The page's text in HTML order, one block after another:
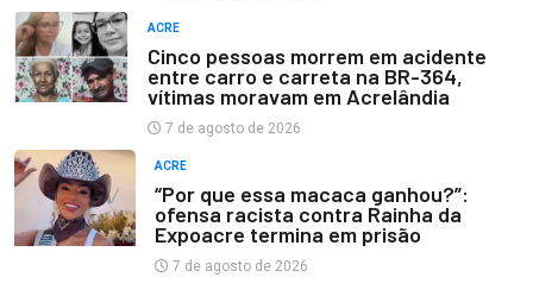
ACRE
Cinco pessoas morrem em acidente
entre carro e carreta na BR-364,
vítimas moravam em Acrelândia
7 de agosto de 2026
ACRE
“Por que essa macaca ganhou?”:
ofensa racista contra Rainha da
Expoacre termina em prisão
7 de agosto de 2026